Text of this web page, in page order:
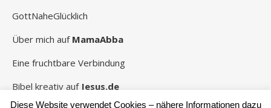
GottNaheGlücklich
Über mich auf MamaAbba
Eine fruchtbare Verbindung
Bibel kreativ auf Jesus.de
Diese Website verwendet Cookies – nähere Informationen dazu